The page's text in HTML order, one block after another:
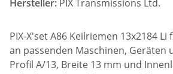
Hersteller: PIX Transmissions Ltd.
PIX-X'set A86 Keilriemen 13x2184
an passenden Maschinen, Geräten
Profil A/13, Breite 13 mm und